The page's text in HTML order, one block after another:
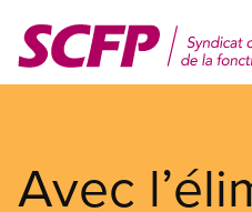
contenu
Avec